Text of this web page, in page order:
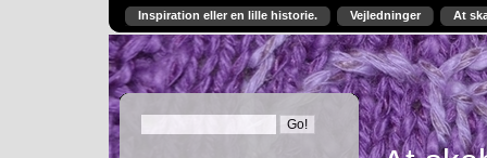
Inspiration eller en lille historie. Vejledninger At